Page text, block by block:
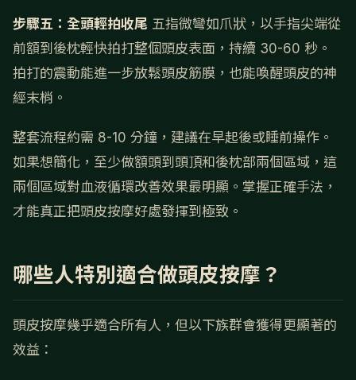
步驟五：全頭輕拍收尾 五指微彎如爪狀，以手指尖端從
前額到後枕輕快拍打整個頭皮表面，持續 30-60 秒。
拍打的震動能進一步放鬆頭皮筋膜，也能喚醒頭皮的神
經末梢。
整套流程約需 8-10 分鐘，建議在早起後或睡前操作。
如果想簡化，至少做額頭到頭頂和後枕部兩個區域，這
兩個區域對血液循環改善效果最明顯。掌握正確手法，
才能真正把頭皮按摩好處發揮到極致。
哪些人特別適合做頭皮按摩？
頭皮按摩幾乎適合所有人，但以下族群會獲得更顯著的
效益：